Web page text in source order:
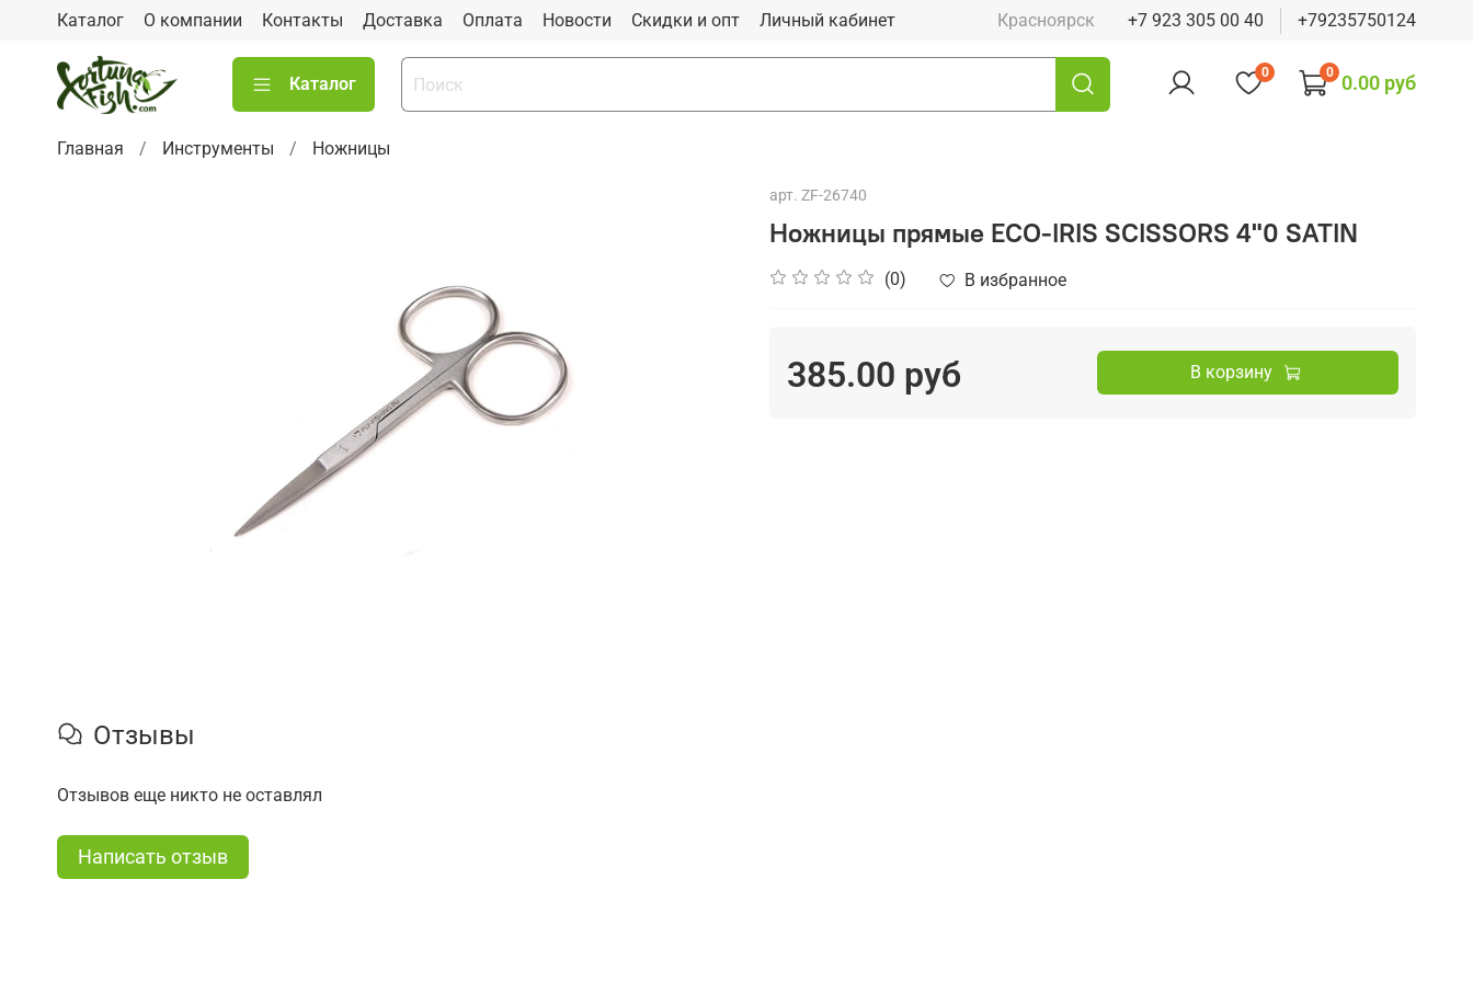
Каталог О компании Контакты Доставка Оплата Новости Скидки и опт Личный кабинет Красноярск +7 923 305 00 40 +79235750124
Каталог
0 0 0.00 руб
Главная Инструменты Ножницы
арт. ZF-26740
Ножницы прямые ECO-IRIS SCISSORS 4"0 SATIN
(0) В избранное
385.00 руб В корзину
Отзывы
Отзывов еще никто не оставлял
Написать отзыв